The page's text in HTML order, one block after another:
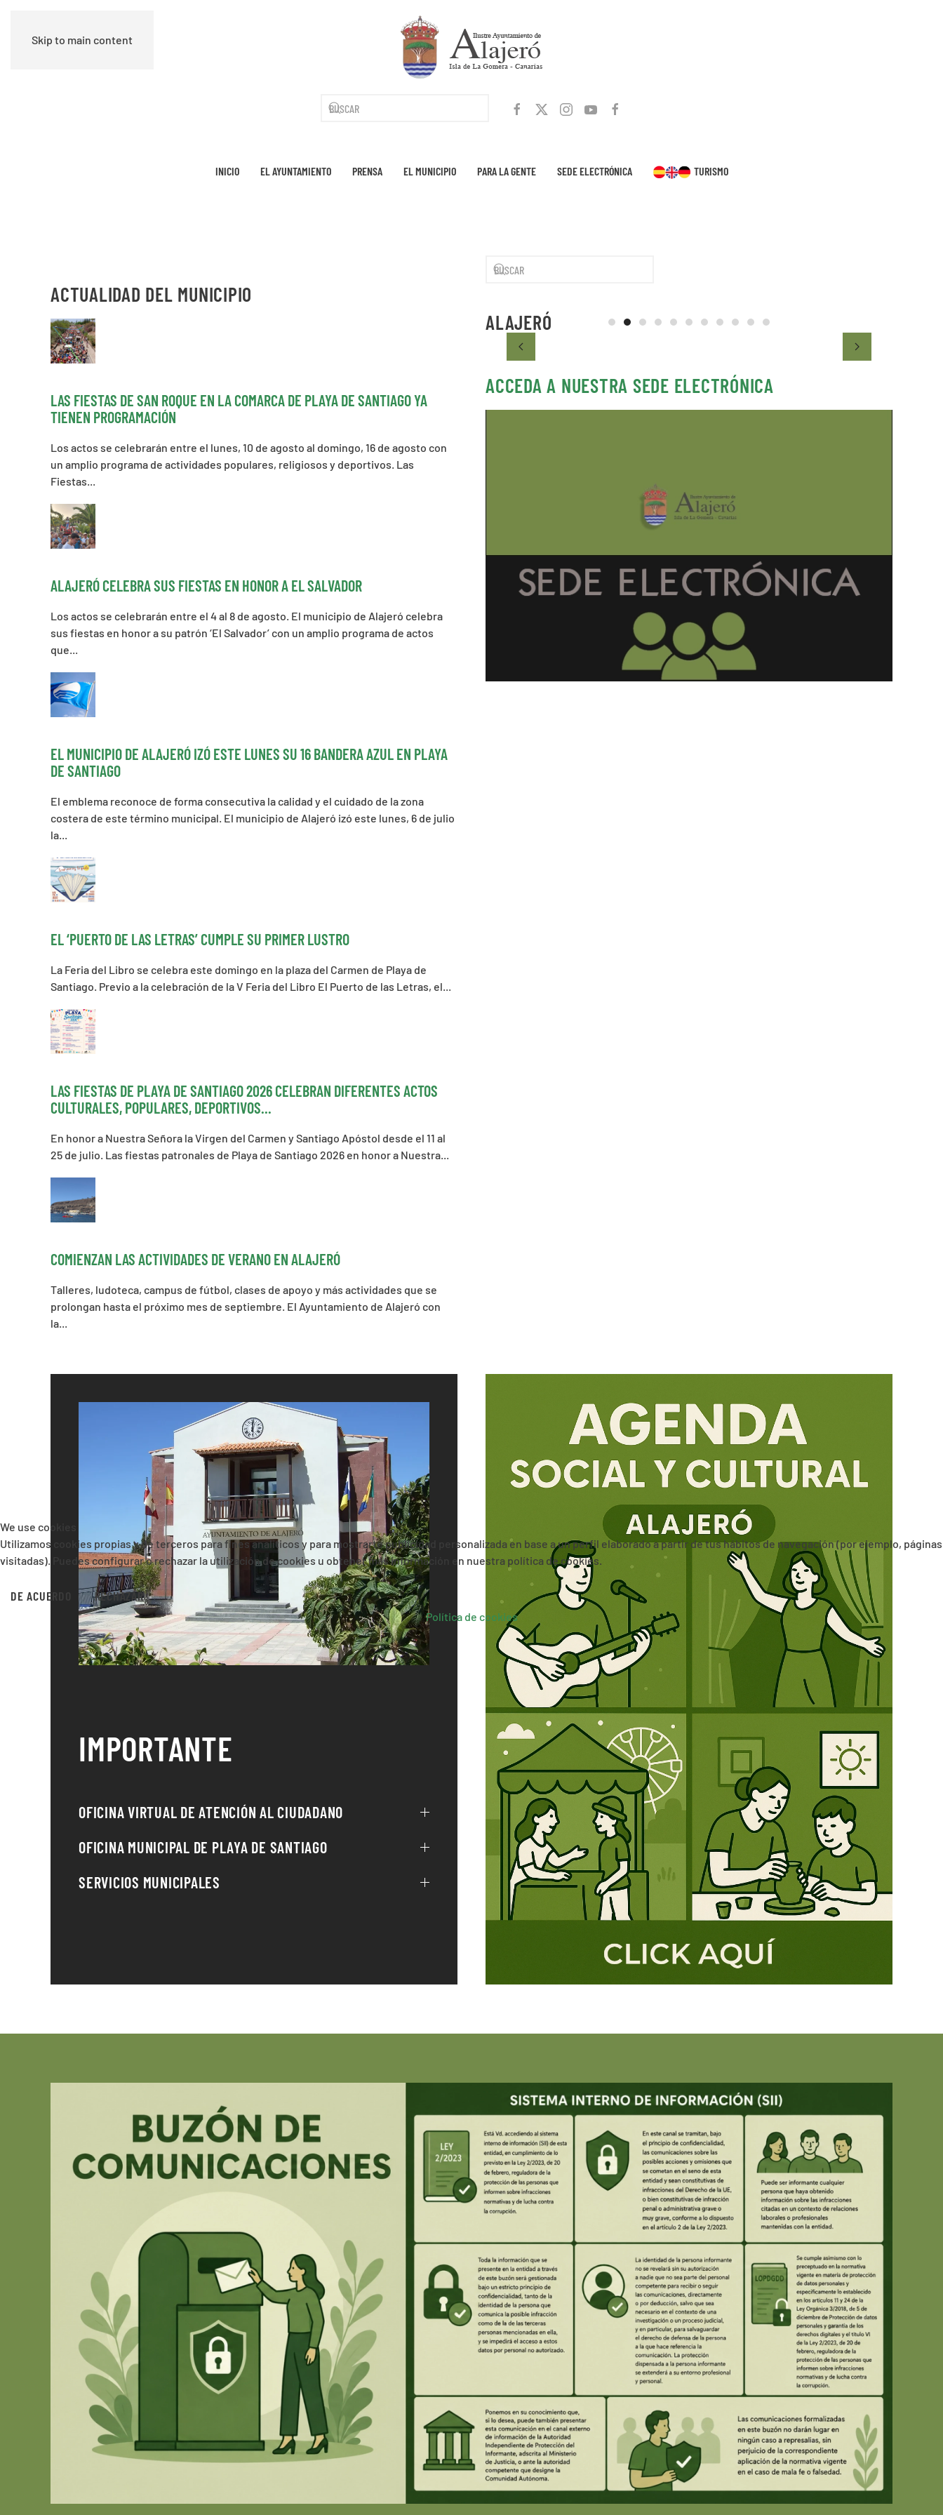
Skip to main content
INICIO EL AYUNTAMIENTO PRENSA EL MUNICIPIO PARA LA GENTE SEDE ELECTRÓNICA TURISMO
ACTUALIDAD DEL MUNICIPIO
LAS FIESTAS DE SAN ROQUE EN LA COMARCA DE PLAYA DE SANTIAGO YA
TIENEN PROGRAMACIÓN
Los actos se celebrarán entre el lunes, 10 de agosto al domingo, 16 de agosto con
un amplio programa de actividades populares, religiosos y deportivos. Las
Fiestas...
ALAJERÓ CELEBRA SUS FIESTAS EN HONOR A EL SALVADOR
Los actos se celebrarán entre el 4 al 8 de agosto. El municipio de Alajeró celebra
sus fiestas en honor a su patrón ‘El Salvador’ con un amplio programa de actos
que...
EL MUNICIPIO DE ALAJERÓ IZÓ ESTE LUNES SU 16 BANDERA AZUL EN PLAYA
DE SANTIAGO
El emblema reconoce de forma consecutiva la calidad y el cuidado de la zona
costera de este término municipal. El municipio de Alajeró izó este lunes, 6 de julio
la...
EL ‘PUERTO DE LAS LETRAS’ CUMPLE SU PRIMER LUSTRO
La Feria del Libro se celebra este domingo en la plaza del Carmen de Playa de
Santiago. Previo a la celebración de la V Feria del Libro El Puerto de las Letras, el...
LAS FIESTAS DE PLAYA DE SANTIAGO 2026 CELEBRAN DIFERENTES ACTOS
CULTURALES, POPULARES, DEPORTIVOS...
En honor a Nuestra Señora la Virgen del Carmen y Santiago Apóstol desde el 11 al
25 de julio. Las fiestas patronales de Playa de Santiago 2026 en honor a Nuestra...
COMIENZAN LAS ACTIVIDADES DE VERANO EN ALAJERÓ
Talleres, ludoteca, campus de fútbol, clases de apoyo y más actividades que se
prolongan hasta el próximo mes de septiembre. El Ayuntamiento de Alajeró con
la...
ALAJERÓ
ACCEDA A NUESTRA SEDE ELECTRÓNICA
IMPORTANTE
OFICINA VIRTUAL DE ATENCIÓN AL CIUDADANO
OFICINA MUNICIPAL DE PLAYA DE SANTIAGO
SERVICIOS MUNICIPALES
We use cookies
Utilizamos cookies propias y de terceros para fines analíticos y para mostrarte publicidad personalizada en base a un perfil elaborado a partir de tus hábitos de navegación (por ejemplo, páginas
visitadas). Puedes configurar o rechazar la utilización de cookies u obtener más información en nuestra política de cookies.
DE ACUERDO RECHAZAR
Política de cookies